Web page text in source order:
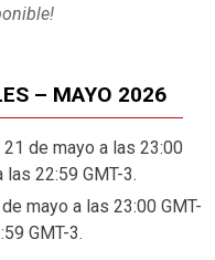
– MAYO 2026
21 de mayo a las 23:00
22:59 GMT-3.
mayo a las 23:00 GMT-
GMT-3.